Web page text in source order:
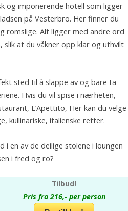
og imponerende hotell som ligger
på Vesterbro. Her finner du
romslige. Alt ligger med andre ord
at du våkner opp klar og uthvilt
sted til å slappe av og bare ta
Hvis du vil spise i nærheten,
L’Apettito, Her kan du velge
kullinariske, italienske retter.
i en av de deilige stolene i loungen
i fred og ro?
Tilbud!
Pris fra 216,- per person